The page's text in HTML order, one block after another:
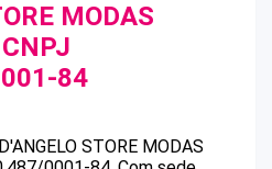
MODAS
84
D'ANGELO STORE MODAS